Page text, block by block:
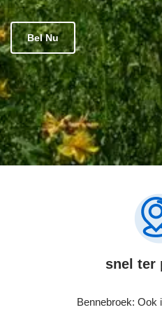
Bel Nu
snel ter
Bennebroek: Ook